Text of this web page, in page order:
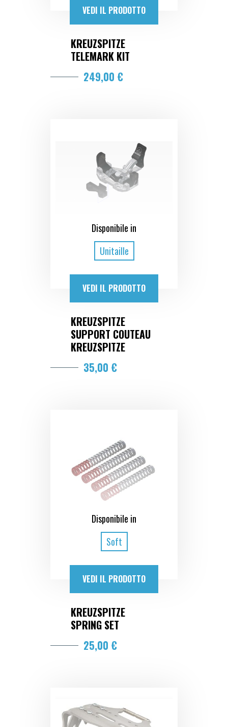
VEDI IL PRODOTTO
KREUZSPITZE
TELEMARK KIT
249,00 €
Disponibile in
Unitaille
VEDI IL PRODOTTO
KREUZSPITZE
SUPPORT COUTEAU
KREUZSPITZE
35,00 €
Disponibile in
Soft
VEDI IL PRODOTTO
KREUZSPITZE
SPRING SET
25,00 €